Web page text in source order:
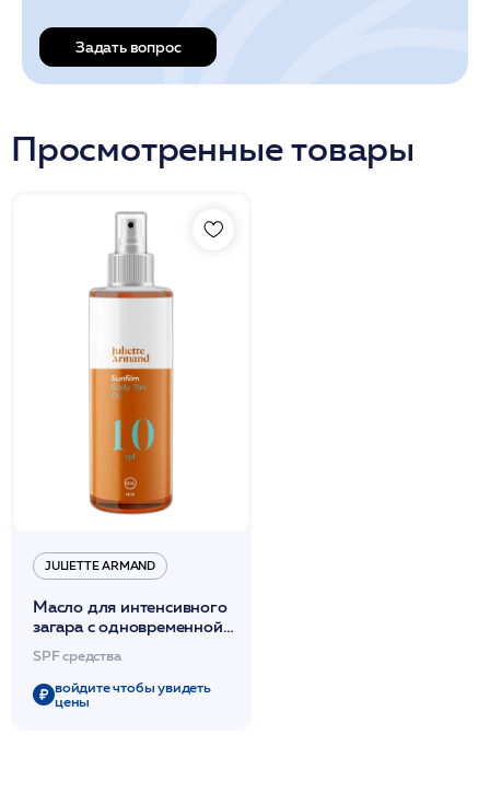
Задать вопрос
Просмотренные товары
JULIETTE ARMAND
Масло для интенсивного
загара с одновременной
защитой SPF10 200мл
/JA
SPF средства
войдите чтобы увидеть
цены